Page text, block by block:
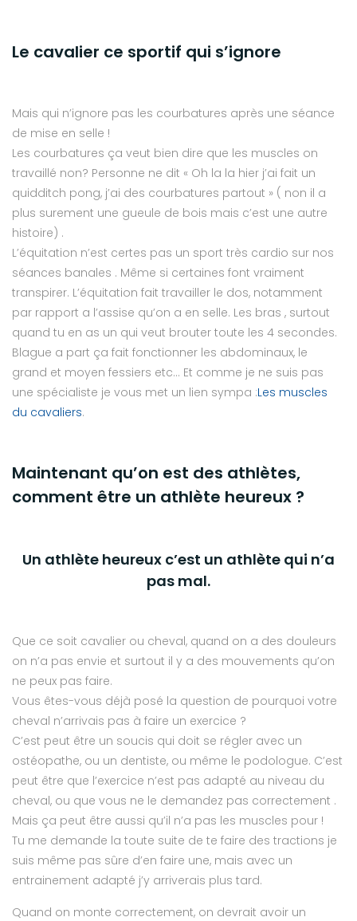
Le cavalier ce sportif qui s’ignore
Mais qui n’ignore pas les courbatures après une séance
de mise en selle !
Les courbatures ça veut bien dire que les muscles on
travaillé non? Personne ne dit « Oh la la hier j’ai fait un
quidditch pong, j’ai des courbatures partout » ( non il a
plus surement une gueule de bois mais c’est une autre
histoire) .
L’équitation n’est certes pas un sport très cardio sur nos
séances banales . Même si certaines font vraiment
transpirer. L’équitation fait travailler le dos, notamment
par rapport a l’assise qu’on a en selle. Les bras , surtout
quand tu en as un qui veut brouter toute les 4 secondes.
Blague a part ça fait fonctionner les abdominaux, le
grand et moyen fessiers etc… Et comme je ne suis pas
une spécialiste je vous met un lien sympa :Les muscles
du cavaliers.
Maintenant qu’on est des athlètes,
comment être un athlète heureux ?
Un athlète heureux c’est un athlète qui n’a
pas mal.
Que ce soit cavalier ou cheval, quand on a des douleurs
on n’a pas envie et surtout il y a des mouvements qu’on
ne peux pas faire.
Vous êtes-vous déjà posé la question de pourquoi votre
cheval n’arrivais pas à faire un exercice ?
C’est peut être un soucis qui doit se régler avec un
ostéopathe, ou un dentiste, ou même le podologue. C’est
peut être que l’exercice n’est pas adapté au niveau du
cheval, ou que vous ne le demandez pas correctement .
Mais ça peut être aussi qu’il n’a pas les muscles pour !
Tu me demande la toute suite de te faire des tractions je
suis même pas sûre d’en faire une, mais avec un
entrainement adapté j’y arriverais plus tard.
Quand on monte correctement, on devrait avoir un